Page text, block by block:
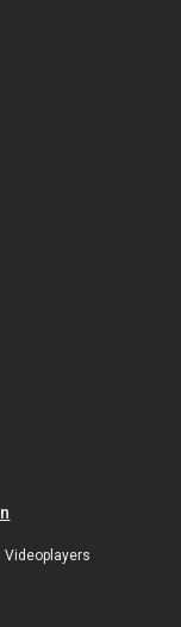
Videoplayers